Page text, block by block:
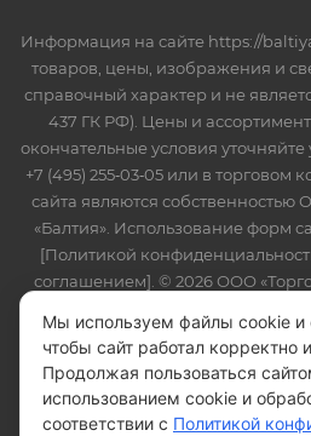
Информация на сайте https://
товаров, цены, изображения и
справочный характер и не
437 ГК РФ). Цены и
окончательные условия
+7 (495) 255‑03‑05 или в
сайта являются собственностью
«Балтия». Использование форм
[Политикой
соглашением]. © 2026 ООО
Мы используем файлы cookie и
чтобы сайт работал корректно
Продолжая пользоваться
использованием cookie и
соответствии с Политикой